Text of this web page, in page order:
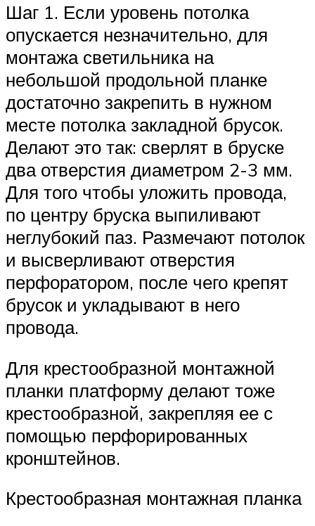
Шаг 1. Если уровень потолка
опускается незначительно, для
монтажа светильника на
небольшой продольной планке
достаточно закрепить в нужном
месте потолка закладной брусок.
Делают это так: сверлят в бруске
два отверстия диаметром 2-3 мм.
Для того чтобы уложить провода,
по центру бруска выпиливают
неглубокий паз. Размечают потолок
и высверливают отверстия
перфоратором, после чего крепят
брусок и укладывают в него
провода.
Для крестообразной монтажной
планки платформу делают тоже
крестообразной, закрепляя ее с
помощью перфорированных
кронштейнов.
Крестообразная монтажная планка